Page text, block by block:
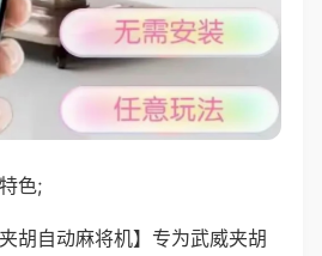
色;
胡自动麻将机】专为武威夹胡